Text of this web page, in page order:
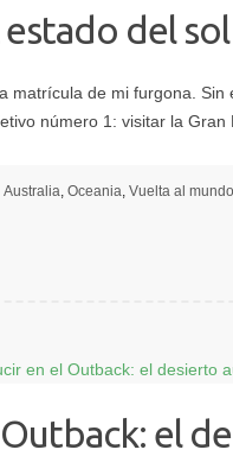
del sol
Australia Oceania Vuelta al
el